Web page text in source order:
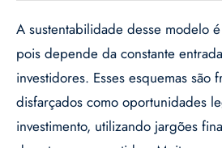
A sustentabilidade desse modelo
pois depende da constante
investidores. Esses esquemas são
disfarçados como oportunidades
investimento, utilizando jargões